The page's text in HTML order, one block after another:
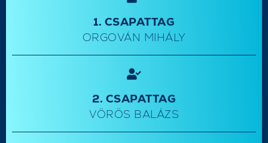
1. CSAPATTAG
ORGOVÁN MIHÁLY
2. CSAPATTAG
VÖRÖS BALÁZS